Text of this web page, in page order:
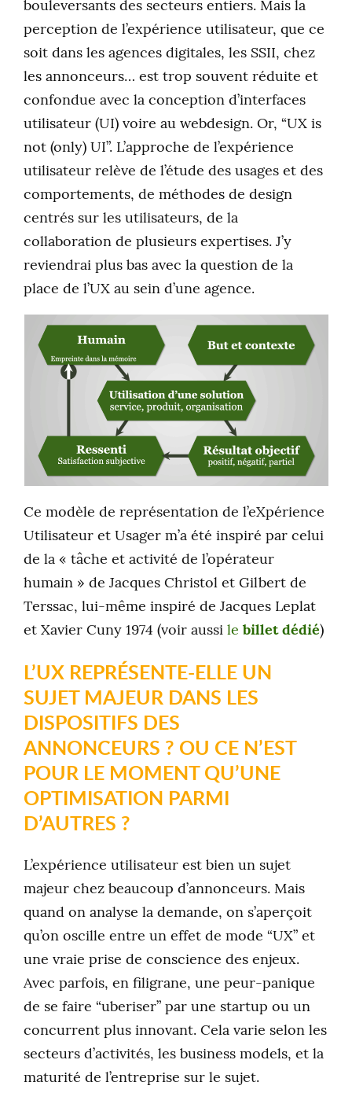
bouleversants des secteurs entiers. Mais la
perception de l’expérience utilisateur, que ce
soit dans les agences digitales, les SSII, chez
les annonceurs… est trop souvent réduite et
confondue avec la conception d’interfaces
utilisateur (UI) voire au webdesign. Or, “UX is
not (only) UI”. L’approche de l’expérience
utilisateur relève de l’étude des usages et des
comportements, de méthodes de design
centrés sur les utilisateurs, de la
collaboration de plusieurs expertises. J’y
reviendrai plus bas avec la question de la
place de l’UX au sein d’une agence.
Ce modèle de représentation de l’eXpérience
Utilisateur et Usager m’a été inspiré par celui
de la « tâche et activité de l’opérateur
humain » de Jacques Christol et Gilbert de
Terssac, lui-même inspiré de Jacques Leplat
et Xavier Cuny 1974 (voir aussilebillet dédié)
L’UX REPRÉSENTE-ELLE UN
SUJET MAJEUR DANS LES
DISPOSITIFS DES
ANNONCEURS ? OU CE N’EST
POUR LE MOMENT QU’UNE
OPTIMISATION PARMI
D’AUTRES ?
L’expérience utilisateur est bien un sujet
majeur chez beaucoup d’annonceurs. Mais
quand on analyse la demande, on s’aperçoit
qu’on oscille entre un effet de mode “UX” et
une vraie prise de conscience des enjeux.
Avec parfois, en filigrane, une peur-panique
de se faire “uberiser” par une startup ou un
concurrent plus innovant. Cela varie selon les
secteurs d’activités, les business models, et la
maturité de l’entreprise sur le sujet.